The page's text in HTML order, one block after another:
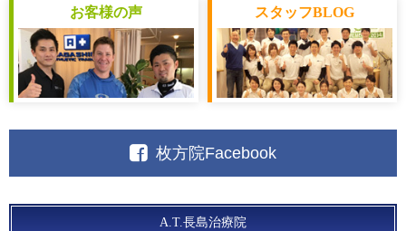
お客様の声 スタッフBLOG
枚方院Facebook
A.T.長島治療院